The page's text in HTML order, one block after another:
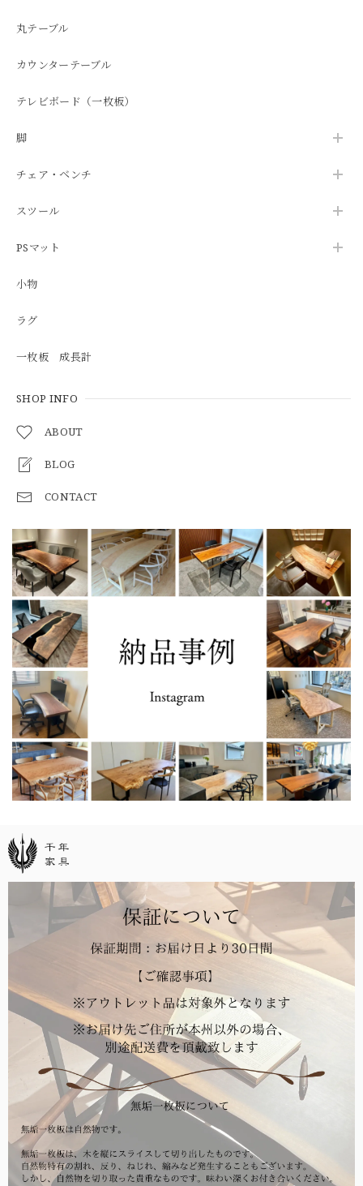
丸テーブル
カウンターテーブル
テレビボード（一枚板）
脚
チェア・ベンチ
スツール
PSマット
小物
ラグ
一枚板 成長計
SHOP INFO
ABOUT
BLOG
CONTACT